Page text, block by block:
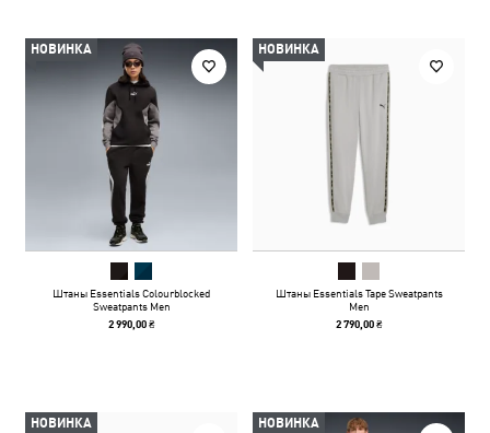
НОВИНКА
Штаны Essentials Colourblocked
Sweatpants Men
2 990,00 ₴
НОВИНКА
Штаны Essentials Tape Sweatpants
Men
2 790,00 ₴
НОВИНКА НОВИНКА